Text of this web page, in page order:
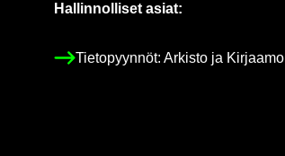
Hal­lin­nol­li­set asiat:
Tie­to­pyyn­nöt: Ar­kis­to ja Kir­jaa­mo